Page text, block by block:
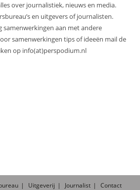
over journalistiek, nieuws en media.
en uitgevers of journalisten.
samenwerkingen aan met andere
samenwerkingen tips of ideeën mail de
op info(at)perspodium.nl
Uitgeverij Journalist Contact